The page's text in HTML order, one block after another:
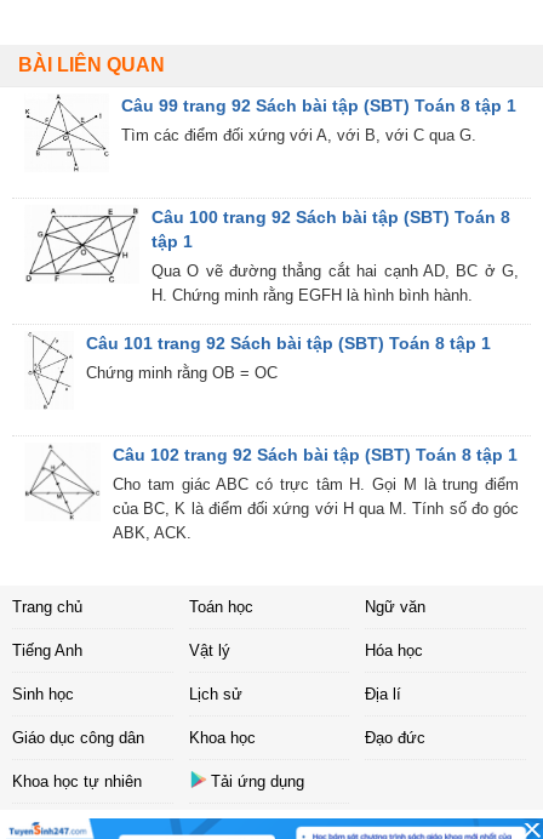
BÀI LIÊN QUAN
Câu 99 trang 92 Sách bài tập (SBT) Toán 8 tập 1
Tìm các điểm đối xứng với A, với B, với C qua G.
Câu 100 trang 92 Sách bài tập (SBT) Toán 8
tập 1
Qua O vẽ đường thẳng cắt hai cạnh AD, BC ở G,
H. Chứng minh rằng EGFH là hình bình hành.
Câu 101 trang 92 Sách bài tập (SBT) Toán 8 tập 1
Chứng minh rằng OB = OC
Câu 102 trang 92 Sách bài tập (SBT) Toán 8 tập 1
Cho tam giác ABC có trực tâm H. Gọi M là trung điểm
của BC, K là điểm đối xứng với H qua M. Tính số đo góc
ABK, ACK.
Trang chủ Toán học Ngữ văn
Tiếng Anh Vật lý Hóa học
Sinh học Lịch sử Địa lí
Giáo dục công dân Khoa học Đạo đức
Khoa học tự nhiên Tải ứng dụng
Liên hệ|Chính sách